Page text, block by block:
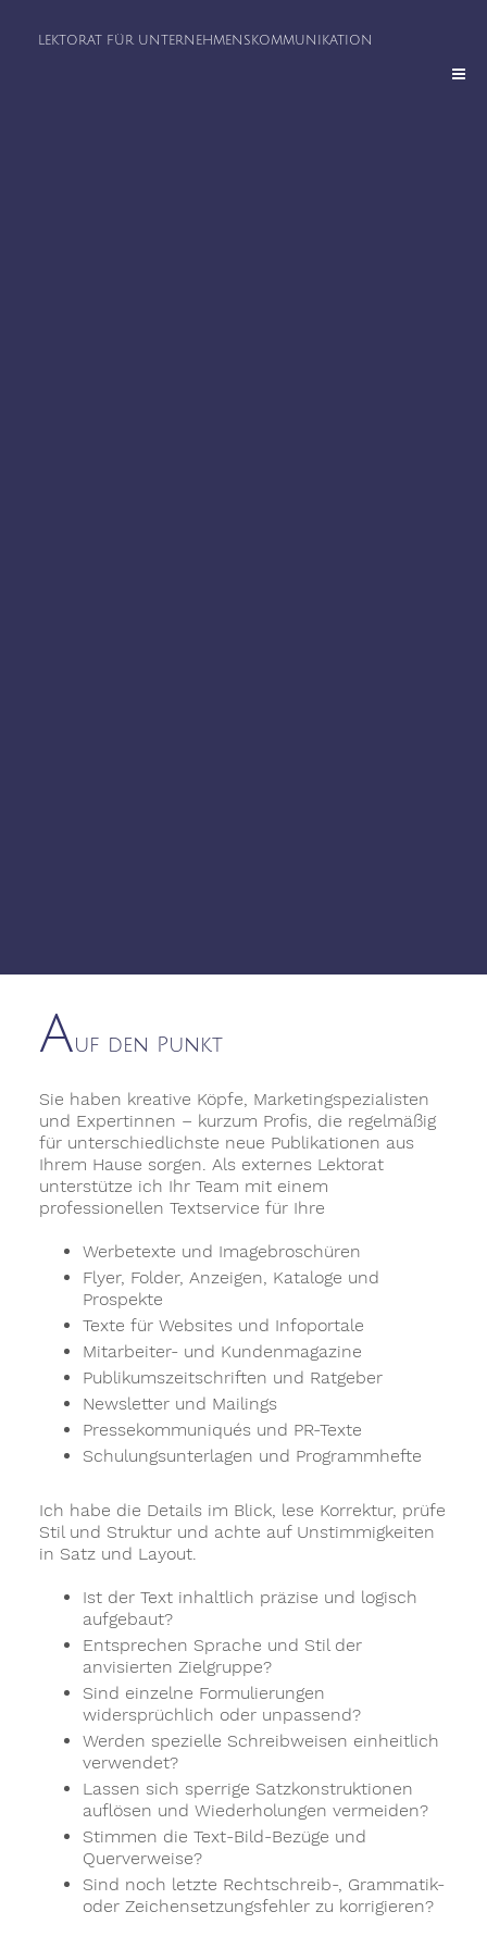
LEKTORAT FÜR­ UNTERNEHMENS­KOMMUNIKATION
Lektorat
Auf den Punkt
Sie haben kreative Köpfe, Marketingspezialisten
und Expertinnen – kurzum Profis, die regelmäßig
für unterschiedlichste neue Publikationen aus
Ihrem Hause sorgen. Als externes Lektorat
unterstütze ich Ihr Team mit einem
professionellen Textservice für Ihre
Werbetexte und Imagebroschüren
Flyer, Folder, Anzeigen, Kataloge und
Prospekte
Texte für Websites und Infoportale
Mitarbeiter- und Kundenmagazine
Publikumszeitschriften und Ratgeber
Newsletter und Mailings
Pressekommuniqués und PR-Texte
Schulungsunterlagen und Programmhefte
Ich habe die Details im Blick, lese Korrektur, prüfe
Stil und Struktur und achte auf Unstimmigkeiten
in Satz und Layout.
Ist der Text inhaltlich präzise und logisch
aufgebaut?
Entsprechen Sprache und Stil der
anvisierten Zielgruppe?
Sind einzelne Formulierungen
widersprüchlich oder unpassend?
Werden spezielle Schreibweisen einheitlich
verwendet?
Lassen sich sperrige Satzkonstruktionen
auflösen und Wiederholungen vermeiden?
Stimmen die Text-Bild-Bezüge und
Querverweise?
Sind noch letzte Rechtschreib-, Grammatik-
oder Zeichensetzungsfehler zu korrigieren?